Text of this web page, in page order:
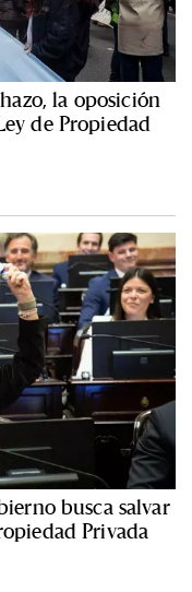
la oposición
de Propiedad
busca salvar
Privada